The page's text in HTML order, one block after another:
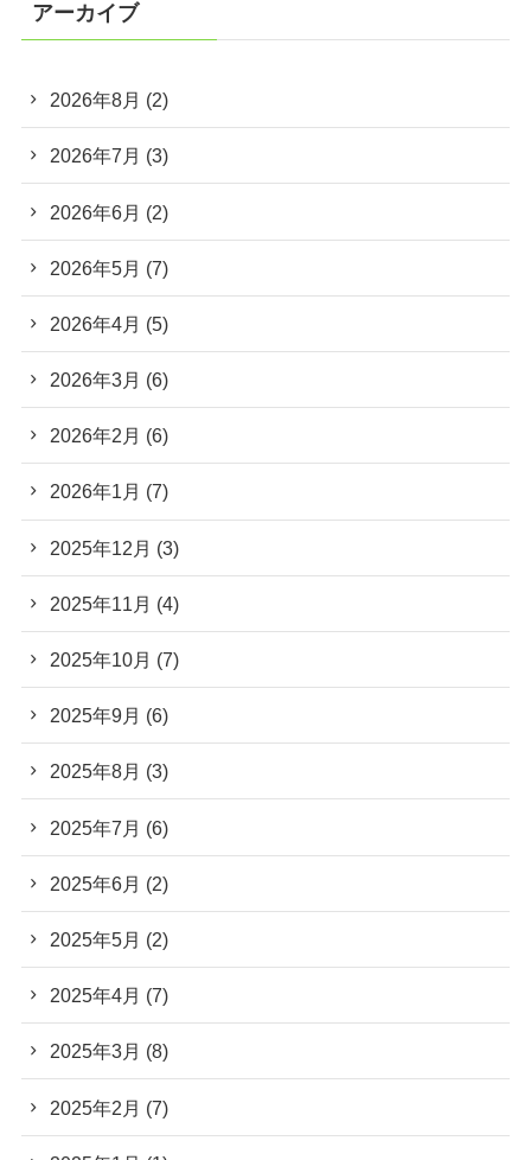
アーカイブ
2026年8月 (2)
2026年7月 (3)
2026年6月 (2)
2026年5月 (7)
2026年4月 (5)
2026年3月 (6)
2026年2月 (6)
2026年1月 (7)
2025年12月 (3)
2025年11月 (4)
2025年10月 (7)
2025年9月 (6)
2025年8月 (3)
2025年7月 (6)
2025年6月 (2)
2025年5月 (2)
2025年4月 (7)
2025年3月 (8)
2025年2月 (7)